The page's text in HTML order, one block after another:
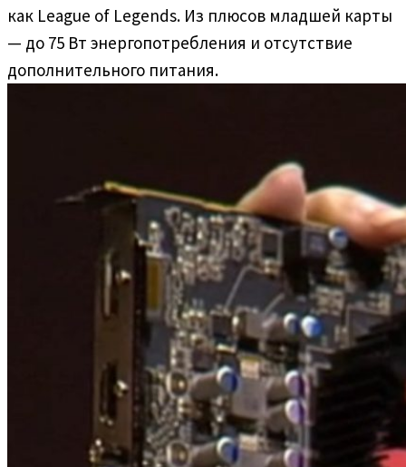
как League of Legends. Из плюсов младшей карты
— до 75 Вт энергопотребления и отсутствие
дополнительного питания.